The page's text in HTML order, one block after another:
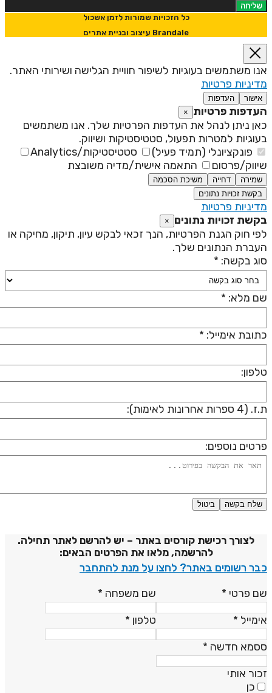
שליחה
כל הזכויות שמורות לזמן אשכול
Brandale עיצוב ובניית אתרים
משתמשים בעוגיות לשיפור חוויית הגלישה ושירותי האתר.
פרטיות
אישור העדפות
פרטיות ×
ניתן לנהל את העדפות הפרטיות שלך. אנו משתמשים
למטרות תפעול, סטטיסטיקות ושיווק.
פונקציונלי (תמיד פעיל)
סטטיסטיקות/Analytics
פרסום
התאמה אישית/מדיה משובצת
שמירה דחייה
משיכת הסכמה
בקשת זכויות נתונים
פרטיות
זכויות נתונים ×
חוק הגנת הפרטיות, הנך זכאי לבקש עיון, תיקון, מחיקה או
הנתונים שלך.
בקשה: *
מלא: *
אימייל: *
ספרות אחרונות לאימות):
נוספים:
שלח בקשה ביטול
לצורך רכישת קורסים באתר – יש להרשם לאתר תחילה.
להרשמה, מלאו את הפרטים הבאים:
רשומים באתר? לחצו על מנת להתחבר
פרטי* שם משפחה*
* טלפון*
חדשה*
אותי
כן